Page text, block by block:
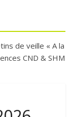
de veille « A la
CND & SHM